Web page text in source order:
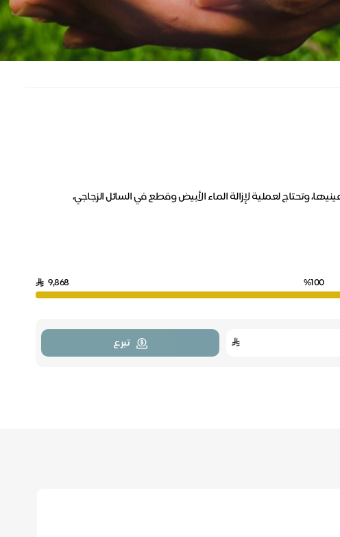
ابض كثيف في عينيها، وتحتاج لعملية لإزالة الماء الأبيض وقطع في السائل الزجاجي،
%100
9,868
تبرع